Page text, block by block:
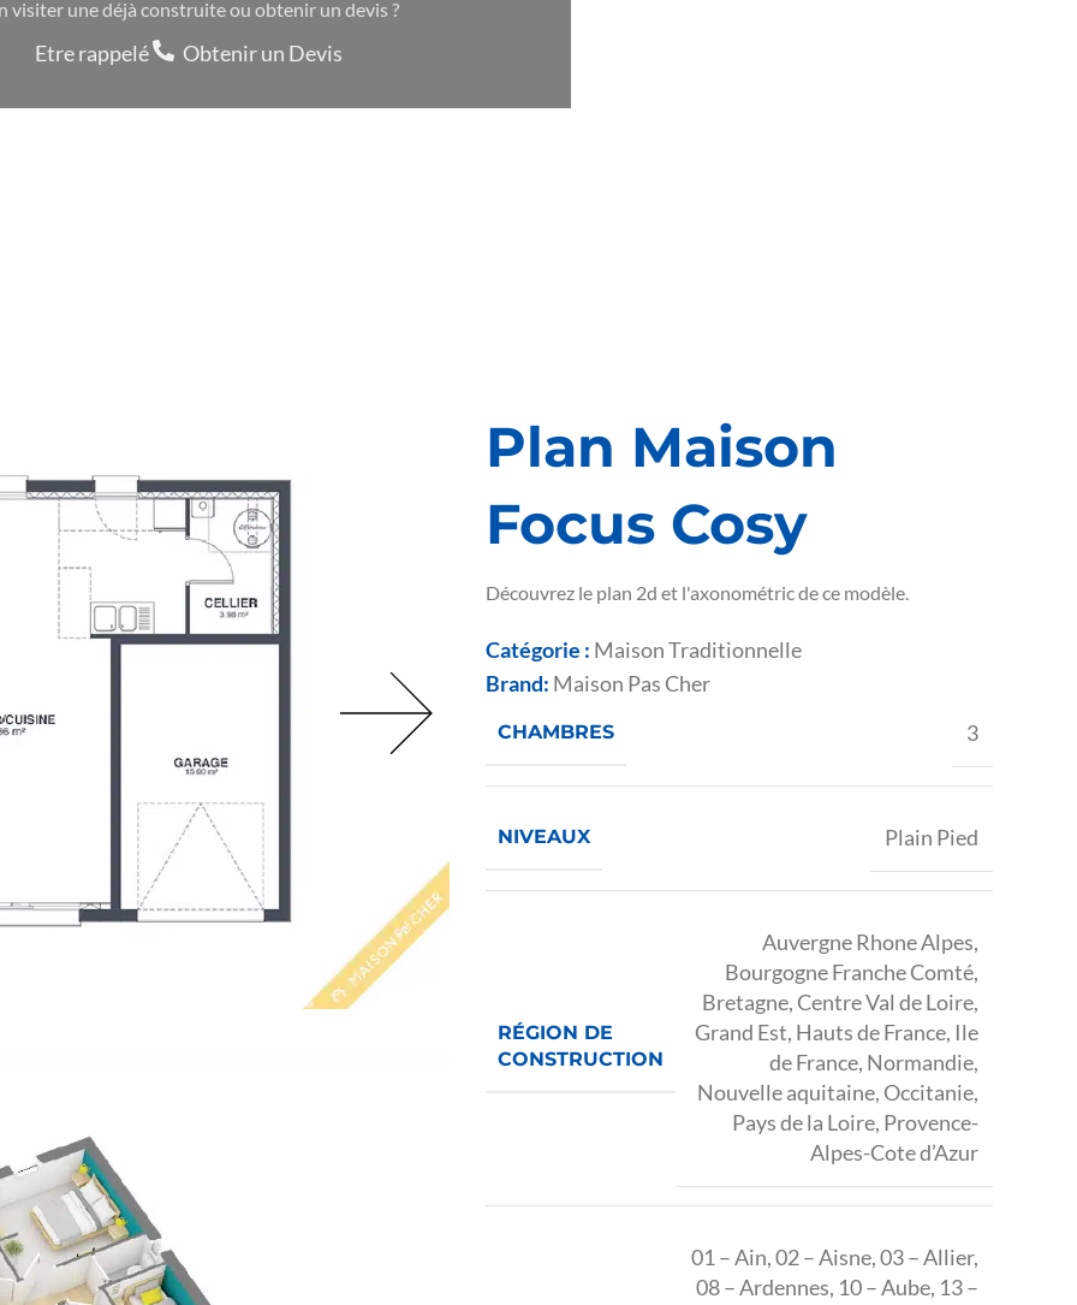
visiter une déjà construite ou obtenir un devis ?
Etre rappelé Obtenir un Devis
Plan Maison
Focus Cosy
Découvrez le plan 2d et l'axonométric de ce modèle.
Catégorie : Maison Traditionnelle
Brand: Maison Pas Cher
CHAMBRES 3
NIVEAUX Plain Pied
RÉGION DE
CONSTRUCTION
Auvergne Rhone Alpes,
Bourgogne Franche Comté,
Bretagne, Centre Val de Loire,
Grand Est, Hauts de France, Ile
de France, Normandie,
Nouvelle aquitaine, Occitanie,
Pays de la Loire, Provence-
Alpes-Cote d’Azur
01 – Ain,02 – Aisne,03 – Allier,
08 – Ardennes, 10 – Aube, 13 –